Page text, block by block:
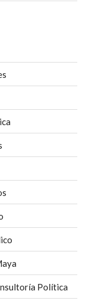
Política